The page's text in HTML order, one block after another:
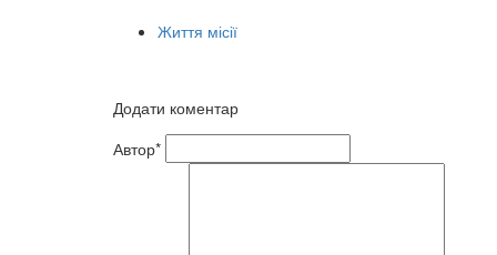
Життя місії
Додати коментар
Автор*